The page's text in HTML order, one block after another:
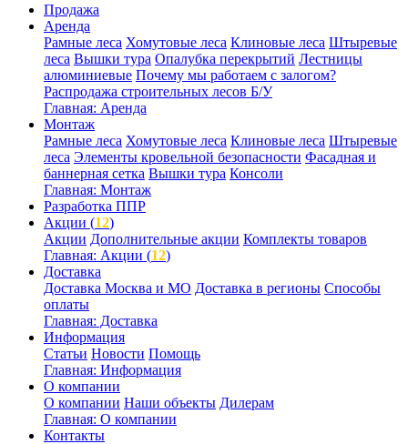
Продажа
Аренда
Рамные леса Хомутовые леса Клиновые леса Штыревые
леса Вышки тура Опалубка перекрытий Лестницы
алюминиевые Почему мы работаем с залогом?
Распродажа строительных лесов Б/У
Главная: Аренда
Монтаж
Рамные леса Хомутовые леса Клиновые леса Штыревые
леса Элементы кровельной безопасности Фасадная и
баннерная сетка Вышки тура Консоли
Главная: Монтаж
Разработка ППР
Акции (12)
Акции Дополнительные акции Комплекты товаров
Главная: Акции (12)
Доставка
Доставка Москва и МО Доставка в регионы Способы
оплаты
Главная: Доставка
Информация
Статьи Новости Помощь
Главная: Информация
О компании
О компании Наши объекты Дилерам
Главная: О компании
Контакты